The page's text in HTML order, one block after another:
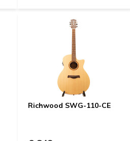
Richwood SWG-110-CE